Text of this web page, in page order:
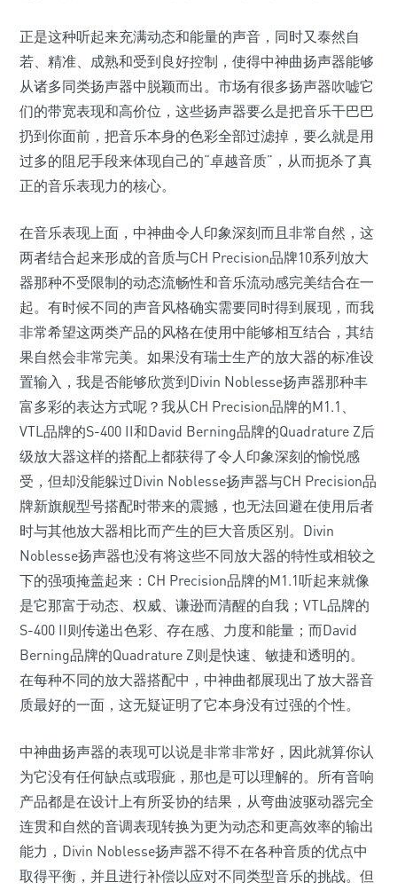
正是这种听起来充满动态和能量的声音，同时又泰然自
若、精准、成熟和受到良好控制，使得中神曲扬声器能够
从诸多同类扬声器中脱颖而出。市场有很多扬声器吹嘘它
们的带宽表现和高价位，这些扬声器要么是把音乐干巴巴
扔到你面前，把音乐本身的色彩全部过滤掉，要么就是用
过多的阻尼手段来体现自己的“卓越音质”，从而扼杀了真
正的音乐表现力的核心。
在音乐表现上面，中神曲令人印象深刻而且非常自然，这
两者结合起来形成的音质与CH Precision品牌10系列放大
器那种不受限制的动态流畅性和音乐流动感完美结合在一
起。有时候不同的声音风格确实需要同时得到展现，而我
非常希望这两类产品的风格在使用中能够相互结合，其结
果自然会非常完美。如果没有瑞士生产的放大器的标准设
置输入，我是否能够欣赏到Divin Noblesse扬声器那种丰
富多彩的表达方式呢？我从CH Precision品牌的M1.1、
VTL品牌的S-400 II和David Berning品牌的Quadrature Z后
级放大器这样的搭配上都获得了令人印象深刻的愉悦感
受，但却没能躲过Divin Noblesse扬声器与CH Precision品
牌新旗舰型号搭配时带来的震撼，也无法回避在使用后者
时与其他放大器相比而产生的巨大音质区别。Divin
Noblesse扬声器也没有将这些不同放大器的特性或相较之
下的强项掩盖起来：CH Precision品牌的M1.1听起来就像
是它那富于动态、权威、谦逊而清醒的自我；VTL品牌的
S-400 II则传递出色彩、存在感、力度和能量；而David
Berning品牌的Quadrature Z则是快速、敏捷和透明的。
在每种不同的放大器搭配中，中神曲都展现出了放大器音
质最好的一面，这无疑证明了它本身没有过强的个性。
中神曲扬声器的表现可以说是非常非常好，因此就算你认
为它没有任何缺点或瑕疵，那也是可以理解的。所有音响
产品都是在设计上有所妥协的结果，从弯曲波驱动器完全
连贯和自然的音调表现转换为更为动态和更高效率的输出
能力，Divin Noblesse扬声器不得不在各种音质的优点中
取得平衡，并且进行补偿以应对不同类型音乐的挑战。但